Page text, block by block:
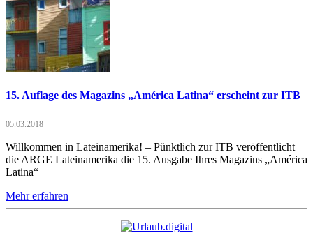
15. Auflage des Magazins „América Latina“ erscheint zur ITB
05.03.2018
Willkommen in Lateinamerika! – Pünktlich zur ITB veröffentlicht
die ARGE Lateinamerika die 15. Ausgabe Ihres Magazins „América
Latina“
Mehr erfahren